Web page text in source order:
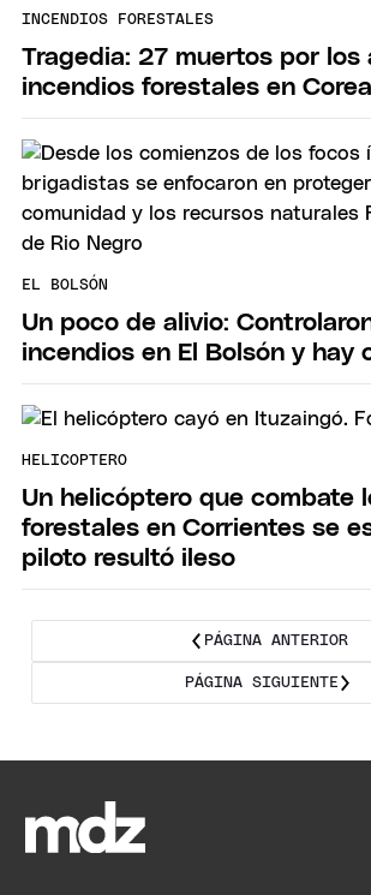
INCENDIOS FORESTALES
Tragedia: 27 muertos por los
incendios forestales en
EL BOLSÓN
Un poco de alivio:
incendios en El Bolsón y hay
HELICOPTERO
Un helicóptero que combate
forestales en Corrientes se
piloto resultó ileso
PÁGINA ANTERIOR
PÁGINA SIGUIENTE